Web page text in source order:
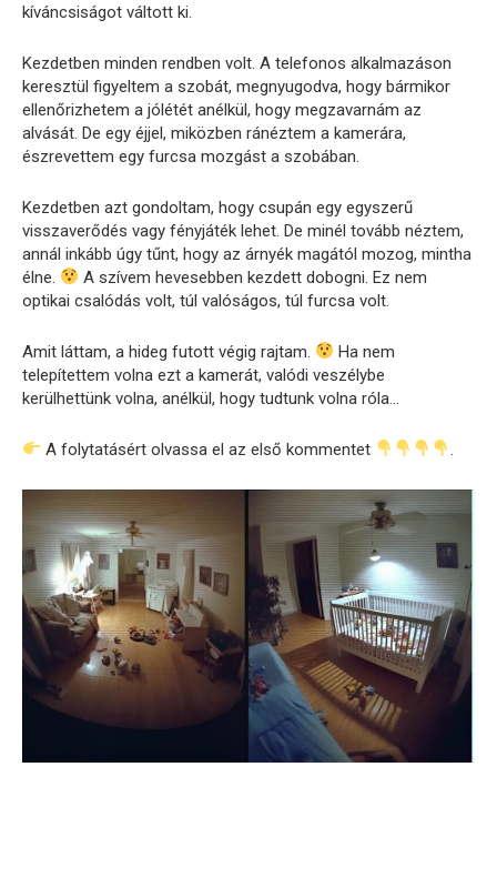
kíváncsiságot váltott ki.
Kezdetben minden rendben volt. A telefonos alkalmazáson
keresztül figyeltem a szobát, megnyugodva, hogy bármikor
ellenőrizhetem a jólétét anélkül, hogy megzavarnám az
alvását. De egy éjjel, miközben ránéztem a kamerára,
észrevettem egy furcsa mozgást a szobában.
Kezdetben azt gondoltam, hogy csupán egy egyszerű
visszaverődés vagy fényjáték lehet. De minél tovább néztem,
annál inkább úgy tűnt, hogy az árnyék magától mozog, mintha
élne.
A szívem hevesebben kezdett dobogni. Ez nem
optikai csalódás volt, túl valóságos, túl furcsa volt.
Amit láttam, a hideg futott végig rajtam.
Ha nem
telepítettem volna ezt a kamerát, valódi veszélybe
kerülhettünk volna, anélkül, hogy tudtunk volna róla…
A folytatásért olvassa el az első kommentet